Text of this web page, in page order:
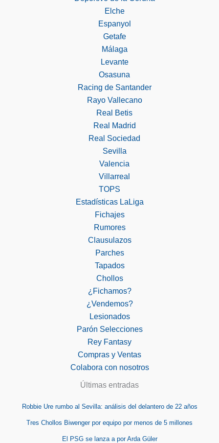
Elche
Espanyol
Getafe
Málaga
Levante
Osasuna
Racing de Santander
Rayo Vallecano
Real Betis
Real Madrid
Real Sociedad
Sevilla
Valencia
Villarreal
TOPS
Estadísticas LaLiga
Fichajes
Rumores
Clausulazos
Parches
Tapados
Chollos
¿Fichamos?
¿Vendemos?
Lesionados
Parón Selecciones
Rey Fantasy
Compras y Ventas
Colabora con nosotros
Últimas entradas
Robbie Ure rumbo al Sevilla: análisis del delantero de 22 años
Tres Chollos Biwenger por equipo por menos de 5 millones
El PSG se lanza a por Arda Güler